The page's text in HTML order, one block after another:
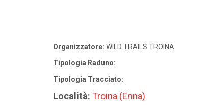
Organizzatore: WILD TRAILS TROINA
Tipologia Raduno:
Tipologia Tracciato:
Località: Troina (Enna)